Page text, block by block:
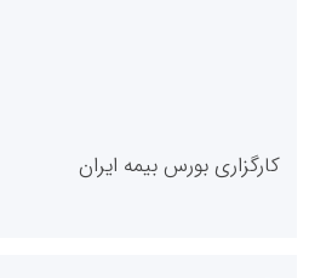
کارگزاری بورس بیمه ایران